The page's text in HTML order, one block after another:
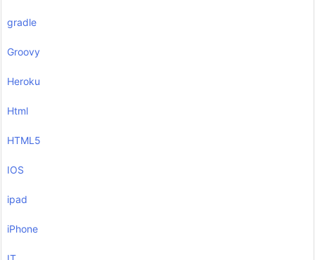
gradle
Groovy
Heroku
Html
HTML5
IOS
ipad
iPhone